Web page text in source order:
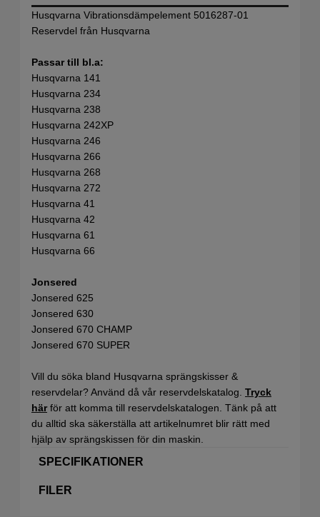
Husqvarna Vibrationsdämpelement 5016287-01
Reservdel från Husqvarna
Passar till bl.a:
Husqvarna 141
Husqvarna 234
Husqvarna 238
Husqvarna 242XP
Husqvarna 246
Husqvarna 266
Husqvarna 268
Husqvarna 272
Husqvarna 41
Husqvarna 42
Husqvarna 61
Husqvarna 66
Jonsered
Jonsered 625
Jonsered 630
Jonsered 670 CHAMP
Jonsered 670 SUPER
Vill du söka bland Husqvarna sprängskisser &
reservdelar? Använd då vår reservdelskatalog. Tryck
härför att komma till reservdelskatalogen. Tänk på att
du alltid ska säkerställa att artikelnumret blir rätt med
hjälp av sprängskissen för din maskin.
SPECIFIKATIONER
FILER